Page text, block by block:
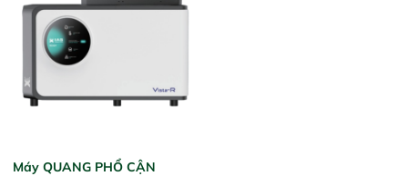
nghiệp.
Máy QUANG PHỔ CẬN